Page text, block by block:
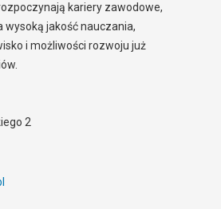
kariery zawodowe,
wysoką jakość nauczania,
i możliwości rozwoju już
2